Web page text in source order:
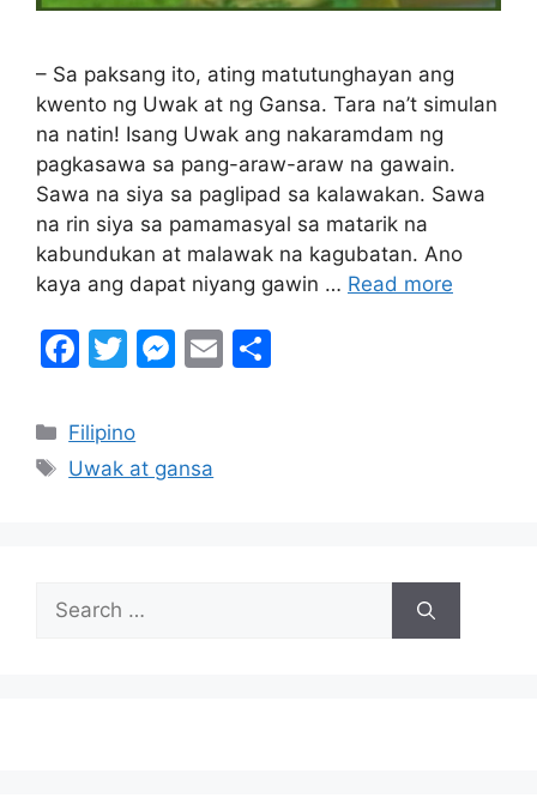
– Sa paksang ito, ating matutunghayan ang
kwento ng Uwak at ng Gansa. Tara na’t simulan
na natin! Isang Uwak ang nakaramdam ng
pagkasawa sa pang-araw-araw na gawain.
Sawa na siya sa paglipad sa kalawakan. Sawa
na rin siya sa pamamasyal sa matarik na
kabundukan at malawak na kagubatan. Ano
kaya ang dapat niyang gawin … Read more
F
c
e
k
T
itt
er
M
s
E
Categories
Filipino
Tags
Uwak at gansa
Search
for: